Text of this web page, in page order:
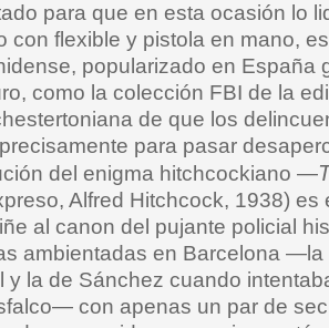
para que en esta ocasión lo
con flexible y pistola en mano,
popularizado en España
como la colección FBI de la
de que los
precisamente para pasar
del enigma hitchcockiano —
Alfred Hitchcock, 1938)
al canon del pujante policial
ambientadas en Barcelona —la
y la de Sánchez cuando
con apenas un par de